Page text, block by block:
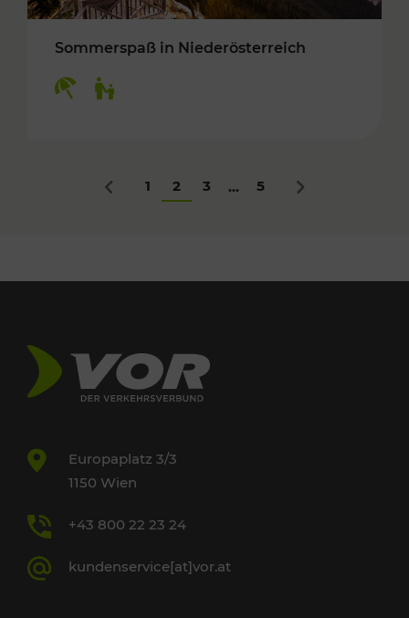
Sommerspaß in Niederösterreich
Zurück
1 2 3 ... 5 Nächstes
Europaplatz 3/3
1150 Wien
+43 800 22 23 24
kundenservice[at]vor.at